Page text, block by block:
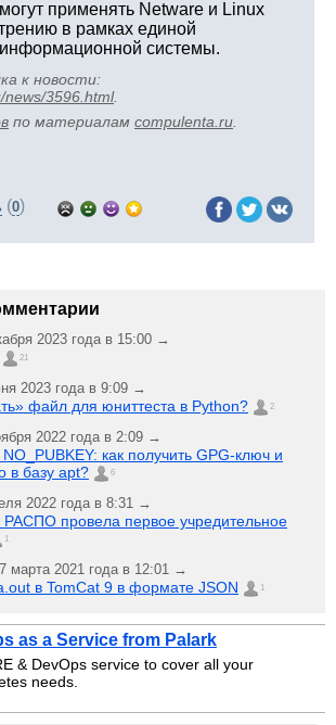
применять Netware и Linux
в рамках единой
системы.
к новости:
news/3596.html.
по материалам compulenta.ru
(0)
2023 года в 15:00 →
21
2023 года в 9:09 →
файл для юниттеста в Python? 2
2022 года в 2:09 →
как получить GPG-ключ и
в базу apt?
6
2022 года в 8:31 →
РАСПО провела первое учредительное
1
7 марта 2021 года в 12:01 →
в TomCat 9 в формате JSON 1
as a Service from Palark
& DevOps service to cover all your
needs.